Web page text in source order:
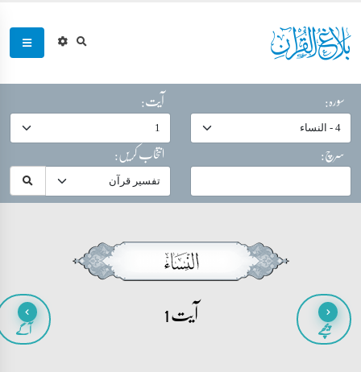
سورہ:
آیت:
سرچ:
انتخاب کریں:
پیچھے آیت 1 آگے